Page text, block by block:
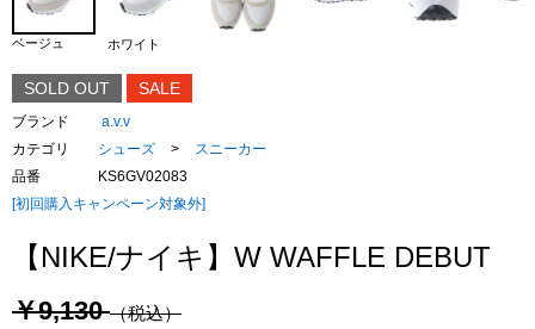
ベージュ ホワイト
SOLD OUT SALE
ブランド
a.v.v
カテゴリ
シューズ >
スニーカー
品番
KS6GV02083
[初回購入キャンペーン対象外]
【NIKE/ナイキ】W WAFFLE DEBUT
￥9,130（税込）